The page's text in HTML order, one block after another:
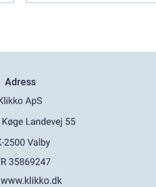
Adress
www.klikko.dk